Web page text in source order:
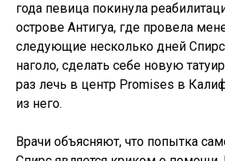
года певица покинула
острове Антигуа, где провела
следующие несколько дней Спирс
наголо, сделать себе новую
раз лечь в центр Promises в
из него.
Врачи объясняют, что попытка